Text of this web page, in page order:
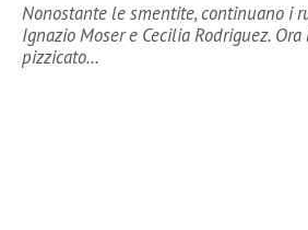
Nonostante le smentite, continuano i
Ignazio Moser e Cecilia Rodriguez.
pizzicato…